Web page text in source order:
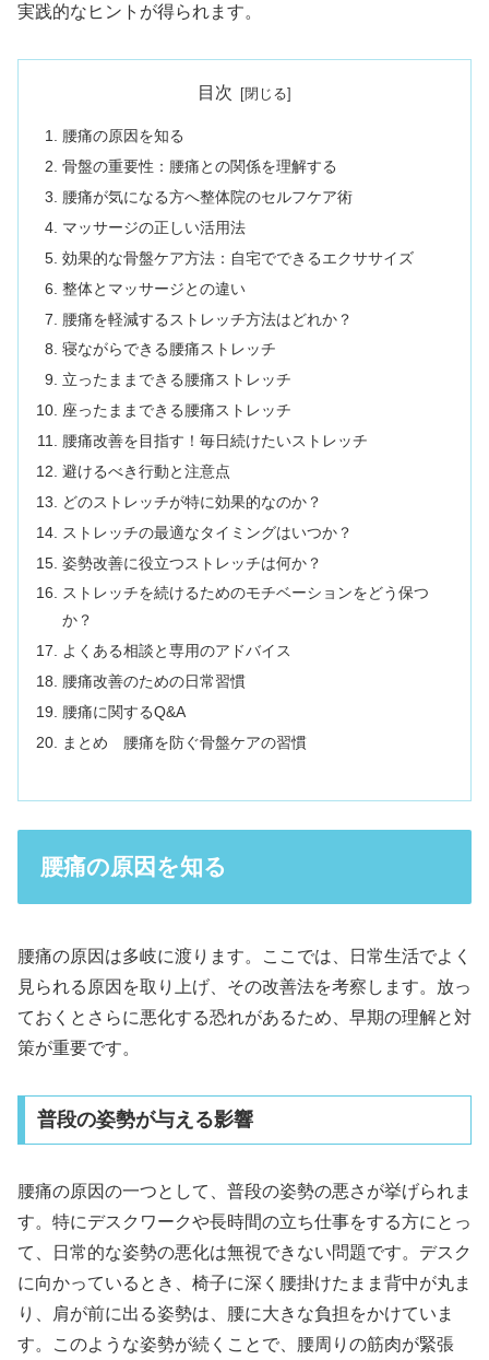
実践的なヒントが得られます。
目次
腰痛の原因を知る
骨盤の重要性：腰痛との関係を理解する
腰痛が気になる方へ整体院のセルフケア術
マッサージの正しい活用法
効果的な骨盤ケア方法：自宅でできるエクササイズ
整体とマッサージとの違い
腰痛を軽減するストレッチ方法はどれか？
寝ながらできる腰痛ストレッチ
立ったままできる腰痛ストレッチ
座ったままできる腰痛ストレッチ
腰痛改善を目指す！毎日続けたいストレッチ
避けるべき行動と注意点
どのストレッチが特に効果的なのか？
ストレッチの最適なタイミングはいつか？
姿勢改善に役立つストレッチは何か？
ストレッチを続けるためのモチベーションをどう保つ
か？
よくある相談と専用のアドバイス
腰痛改善のための日常習慣
腰痛に関するQ&A
まとめ 腰痛を防ぐ骨盤ケアの習慣
腰痛の原因を知る
腰痛の原因は多岐に渡ります。ここでは、日常生活でよく
見られる原因を取り上げ、その改善法を考察します。放っ
ておくとさらに悪化する恐れがあるため、早期の理解と対
策が重要です。
普段の姿勢が与える影響
腰痛の原因の一つとして、普段の姿勢の悪さが挙げられま
す。特にデスクワークや長時間の立ち仕事をする方にとっ
て、日常的な姿勢の悪化は無視できない問題です。デスク
に向かっているとき、椅子に深く腰掛けたまま背中が丸ま
り、肩が前に出る姿勢は、腰に大きな負担をかけていま
す。このような姿勢が続くことで、腰周りの筋肉が緊張